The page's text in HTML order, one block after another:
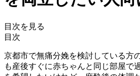
目次を見る
目次
京都市で無痛分娩を検討している方
も産後すぐに赤ちゃんと同じ部屋で